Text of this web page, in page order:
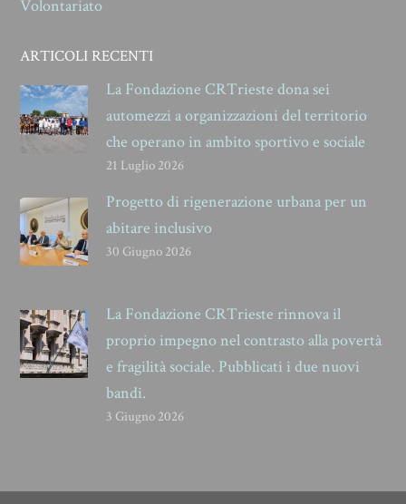
Volontariato
ARTICOLI RECENTI
La Fondazione CRTrieste dona sei
automezzi a organizzazioni del territorio
che operano in ambito sportivo e sociale
21 Luglio 2026
Progetto di rigenerazione urbana per un
abitare inclusivo
30 Giugno 2026
La Fondazione CRTrieste rinnova il
proprio impegno nel contrasto alla povertà
e fragilità sociale. Pubblicati i due nuovi
bandi.
3 Giugno 2026